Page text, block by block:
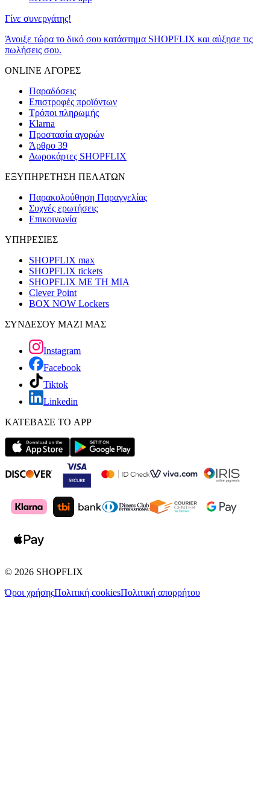
Γίνε συνεργάτης!
Άνοιξε τώρα το δικό σου κατάστημα SHOPFLIX και αύξησε τις
πωλήσεις σου.
ONLINE ΑΓΟΡΕΣ
Παραδόσεις
Επιστροφές προϊόντων
Τρόποι πληρωμής
Klarna
Προστασία αγορών
Άρθρο 39
Δωροκάρτες SHOPFLIX
ΕΞΥΠΗΡΕΤΗΣΗ ΠΕΛΑΤΩΝ
Παρακολούθηση Παραγγελίας
Συχνές ερωτήσεις
Επικοινωνία
ΥΠΗΡΕΣΙΕΣ
SHOPFLIX max
SHOPFLIX tickets
SHOPFLIX ΜΕ ΤΗ ΜΙΑ
Clever Point
BOX NOW Lockers
ΣΥΝΔΕΣΟΥ ΜΑΖΙ ΜΑΣ
Instagram
Facebook
Tiktok
Linkedin
ΚΑΤΕΒΑΣΕ ΤΟ APP
© 2026 SHOPFLIX
Όροι χρήσηςΠολιτική cookiesΠολιτική απορρήτου